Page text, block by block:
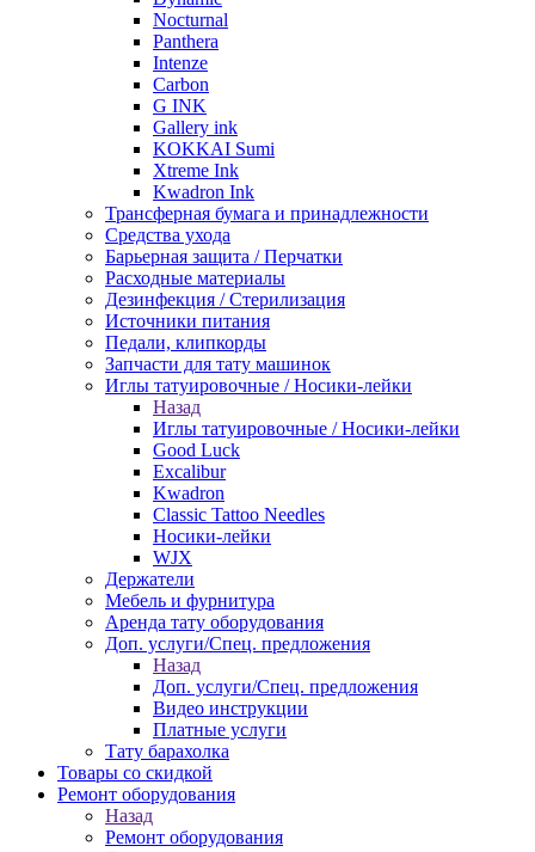
Nocturnal
Panthera
Intenze
Carbon
G INK
Gallery ink
KOKKAI Sumi
Xtreme Ink
Kwadron Ink
Трансферная бумага и принадлежности
Средства ухода
Барьерная защита / Перчатки
Расходные материалы
Дезинфекция / Стерилизация
Источники питания
Педали, клипкорды
Запчасти для тату машинок
Иглы татуировочные / Носики-лейки
Назад
Иглы татуировочные / Носики-лейки
Good Luck
Excalibur
Kwadron
Classic Tattoo Needles
Носики-лейки
WJX
Держатели
Мебель и фурнитура
Аренда тату оборудования
Доп. услуги/Спец. предложения
Назад
Доп. услуги/Спец. предложения
Видео инструкции
Платные услуги
Тату барахолка
Товары со скидкой
Ремонт оборудования
Назад
Ремонт оборудования